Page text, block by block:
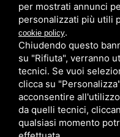
PRIVACY SITEMAP/
RECAPTCHA V3,PRIVACY
per mostrati annunci
personalizzati più utili
cookie policy.
Chiudendo questo
su "Rifiuta", verranno
tecnici. Se vuoi
clicca su
acconsentire
da quelli tecnici,
qualsiasi momento